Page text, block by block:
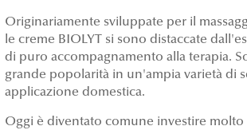
Originariamente sviluppate per il
le creme BIOLYT si sono distaccate
di puro accompagnamento alla terapia.
grande popolarità in un'ampia varietà di
applicazione domestica.
Oggi è diventato comune investire molto